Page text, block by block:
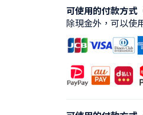
可使用的付款方式
除現金外，可以使